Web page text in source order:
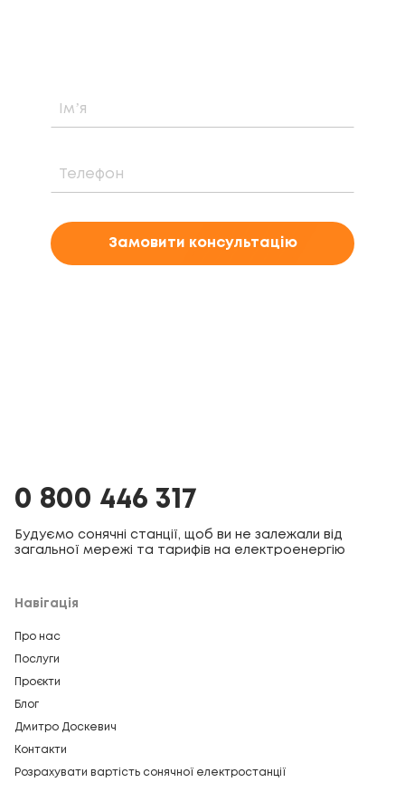
Замовити консультацію
0 800 446 317
Будуємо сонячні станції, щоб ви не залежали від
загальної мережі та тарифів на електроенергію
Навігація
Про нас
Послуги
Проєкти
Блог
Дмитро Доскевич
Контакти
Розрахувати вартість сонячної електростанції